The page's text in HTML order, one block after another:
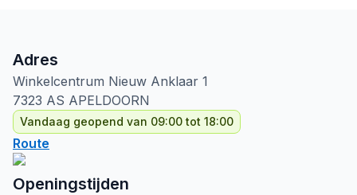
Adres
Winkelcentrum Nieuw Anklaar 1
7323 AS APELDOORN
Vandaag geopend van 09:00 tot 18:00
Route
Openingstijden